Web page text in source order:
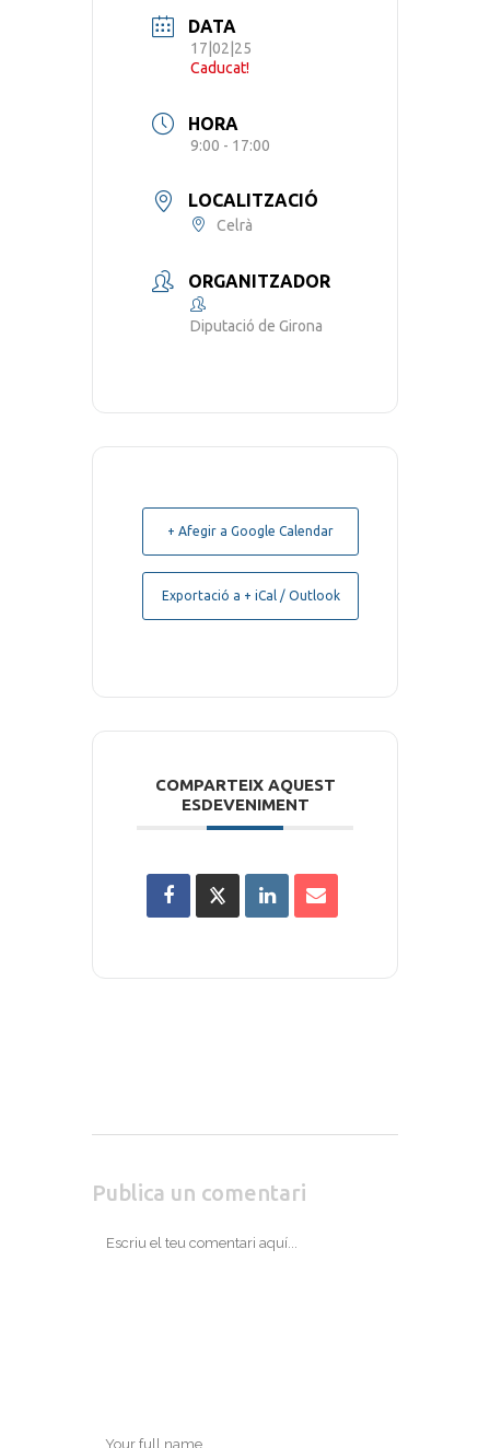
DATA
17|02|25
Caducat!
HORA
9:00 - 17:00
LOCALITZACIÓ
Celrà
ORGANITZADOR
Diputació de Girona
+ Afegir a Google Calendar
Exportació a + iCal / Outlook
COMPARTEIX AQUEST
ESDEVENIMENT
Publica un comentari